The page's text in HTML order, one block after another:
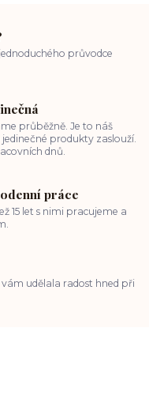
průvodce
průběžně. Je to náš
produkty zaslouží.
dnů.
práce
15 let s nimi pracujeme a
udělala radost hned při